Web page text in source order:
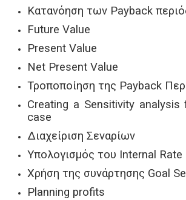
Κατανόηση των Payback
Future Value
Present Value
Net Present Value
Τροποποίηση της Payback
Creating a Sensitivity
case
Διαχείριση Σεναρίων
Υπολογισμός του Internal
Χρήση της συνάρτησης Goal
Planning profits